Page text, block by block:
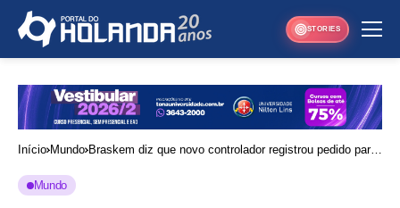
STORIES
Início Mundo Braskem diz que novo controlador registrou pedido para
Mundo